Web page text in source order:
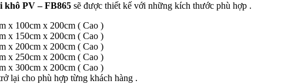
khô PV – FB865 sẽ được thiết kế với những kích thước phù hợp .
x 100cm x 200cm ( Cao )
x 150cm x 200cm ( Cao )
x 200cm x 200cm ( Cao )
x 250cm x 200cm ( Cao )
x 300cm x 200cm ( Cao )
lại cho phù hợp từng khách hàng .